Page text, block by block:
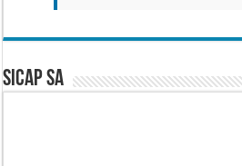
SICAP SA